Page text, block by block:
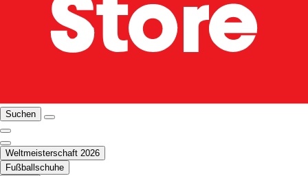
Suchen
Weltmeisterschaft 2026
Fußballschuhe